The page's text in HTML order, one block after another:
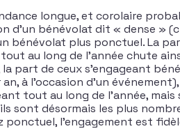
longue, et corolaire
d’un bénévolat dit « dense »
bénévolat plus ponctuel. La
au long de l’année chute
la part de ceux s’engageant
à l’occasion d’un
tout au long de l’année,
sont désormais les plus
ponctuel, l’engagement est